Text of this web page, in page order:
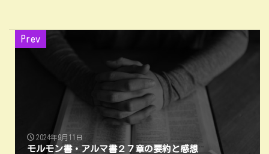
Prev
2024年9月11日
モルモン書・アルマ書２７章の要約と感想